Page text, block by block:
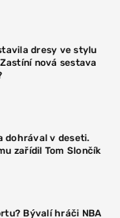
dresy ve stylu
nová sestava
dohrával v deseti.
zařídil Tom Slončík
Bývalí hráči NBA